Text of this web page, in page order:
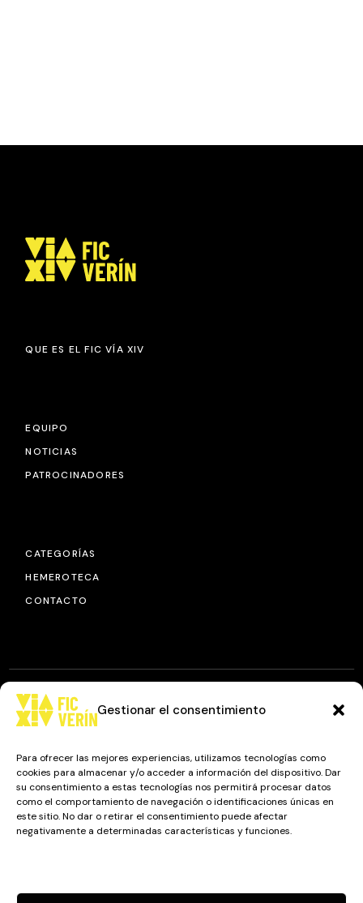
Gestionar el consentimiento
Para ofrecer las mejores experiencias, utilizamos tecnologías como
cookies para almacenar y/o acceder a información del dispositivo. Dar
su consentimiento a estas tecnologías nos permitirá procesar datos
como el comportamiento de navegación o identificaciones únicas en
este sitio. No dar o retirar el consentimiento puede afectar
negativamente a determinadas características y funciones.
QUE ES EL FIC VÍA XIV
EQUIPO
NOTICIAS
PATROCINADORES
CATEGORÍAS
HEMEROTECA
CONTACTO
Camino a Balnearios de Sousas
32600, Verín, Ourense